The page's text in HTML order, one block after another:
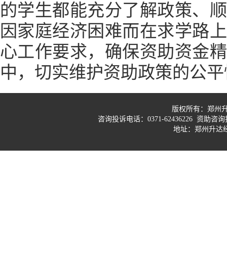
的学生都能充分了解政策、
因家庭经济困难而在求学路
心工作要求，确保资助资金
中，切实维护资助政策的公
版权所有：郑州
咨询投诉电话：0371-62436226 资助咨
地址：郑州升达